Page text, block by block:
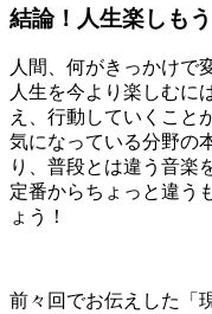
結論！人生楽しもう
人間、何がきっかけで
人生を今より楽しむに
え、行動していくこと
気になっている分野の
り、普段とは違う音楽
定番からちょっと違う
ょう！
前々回でお伝えした「